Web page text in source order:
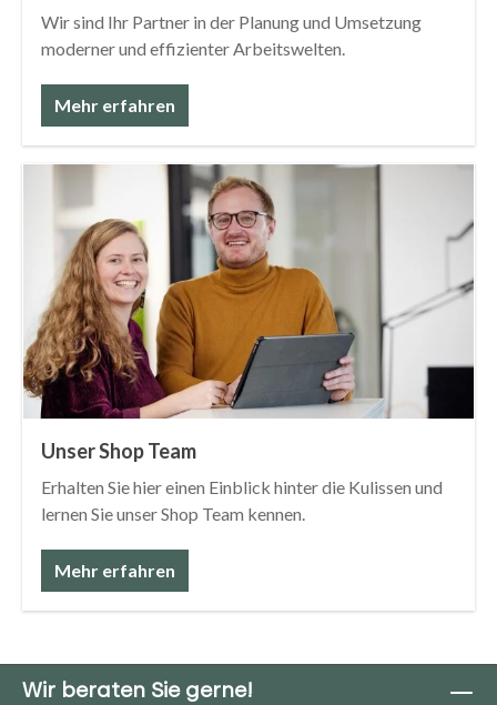
Wir sind Ihr Partner in der Planung und Umsetzung
moderner und effizienter Arbeitswelten.
Mehr erfahren
Unser Shop Team
Erhalten Sie hier einen Einblick hinter die Kulissen und
lernen Sie unser Shop Team kennen.
Mehr erfahren
Wir beraten Sie gerne!